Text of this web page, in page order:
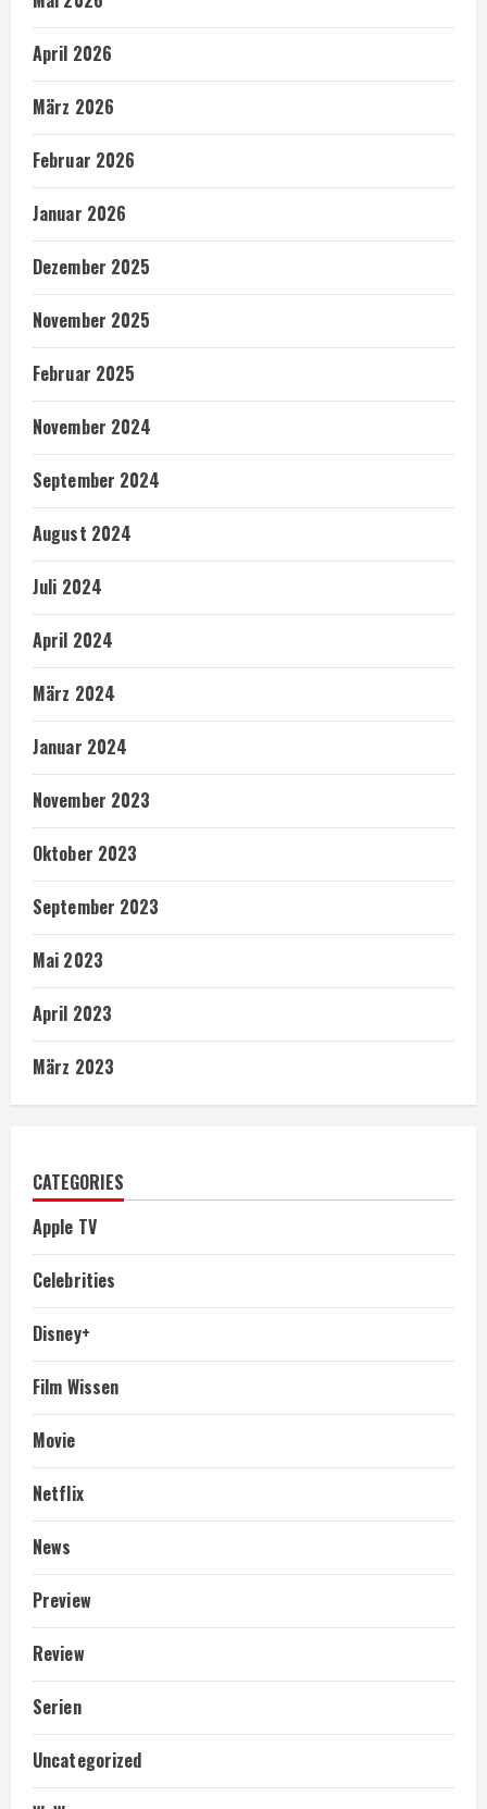
April 2026
März 2026
Februar 2026
Januar 2026
Dezember 2025
November 2025
Februar 2025
November 2024
September 2024
August 2024
Juli 2024
April 2024
März 2024
Januar 2024
November 2023
Oktober 2023
September 2023
Mai 2023
April 2023
März 2023
CATEGORIES
Apple TV
Celebrities
Disney+
Film Wissen
Movie
Netflix
News
Preview
Review
Serien
Uncategorized